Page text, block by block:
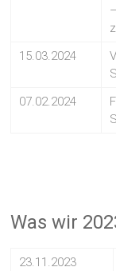
15.03.2024
07.02.2024
Was wir
23.11.2023